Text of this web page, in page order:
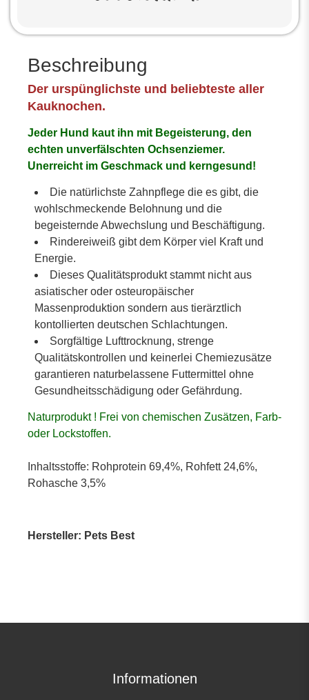
Beschreibung
Der urspünglichste und beliebteste aller
Kauknochen.
Jeder Hund kaut ihn mit Begeisterung, den
echten unverfälschten Ochsenziemer.
Unerreicht im Geschmack und kerngesund!
Die natürlichste Zahnpflege die es gibt, die
wohlschmeckende Belohnung und die
begeisternde Abwechslung und Beschäftigung.
Rindereiweiß gibt dem Körper viel Kraft und
Energie.
Dieses Qualitätsprodukt stammt nicht aus
asiatischer oder osteuropäischer
Massenproduktion sondern aus tierärztlich
kontollierten deutschen Schlachtungen.
Sorgfältige Lufttrocknung, strenge
Qualitätskontrollen und keinerlei Chemiezusätze
garantieren naturbelassene Futtermittel ohne
Gesundheitsschädigung oder Gefährdung.
Naturprodukt ! Frei von chemischen Zusätzen, Farb-
oder Lockstoffen.
Inhaltsstoffe: Rohprotein 69,4%, Rohfett 24,6%,
Rohasche 3,5%
Hersteller: Pets Best
Informationen